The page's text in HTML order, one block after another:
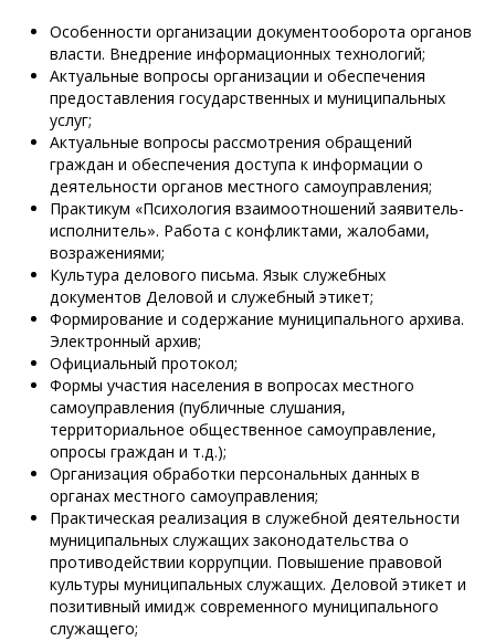
Особенности организации документооборота органов
власти. Внедрение информационных технологий;
Актуальные вопросы организации и обеспечения
предоставления государственных и муниципальных
услуг;
Актуальные вопросы рассмотрения обращений
граждан и обеспечения доступа к информации о
деятельности органов местного самоуправления;
Практикум «Психология взаимоотношений заявитель-
исполнитель». Работа с конфликтами, жалобами,
возражениями;
Культура делового письма. Язык служебных
документов Деловой и служебный этикет;
Формирование и содержание муниципального архива.
Электронный архив;
Официальный протокол;
Формы участия населения в вопросах местного
самоуправления (публичные слушания,
территориальное общественное самоуправление,
опросы граждан и т.д.);
Организация обработки персональных данных в
органах местного самоуправления;
Практическая реализация в служебной деятельности
муниципальных служащих законодательства о
противодействии коррупции. Повышение правовой
культуры муниципальных служащих. Деловой этикет и
позитивный имидж современного муниципального
служащего;